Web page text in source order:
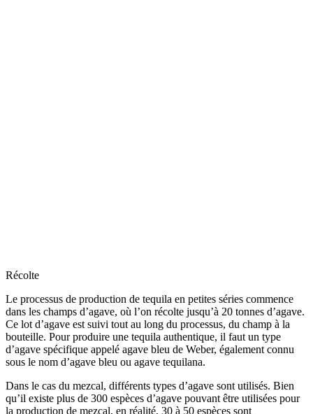
Récolte
Le processus de production de tequila en petites séries commence
dans les champs d’agave, où l’on récolte jusqu’à 20 tonnes d’agave.
Ce lot d’agave est suivi tout au long du processus, du champ à la
bouteille. Pour produire une tequila authentique, il faut un type
d’agave spécifique appelé agave bleu de Weber, également connu
sous le nom d’agave bleu ou agave tequilana.
Dans le cas du mezcal, différents types d’agave sont utilisés. Bien
qu’il existe plus de 300 espèces d’agave pouvant être utilisées pour
la production de mezcal, en réalité, 30 à 50 espèces sont